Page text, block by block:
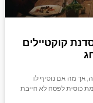
קוקטיילים
אך מה אם נוסיף לו
כוסית לפסח לא חייבת